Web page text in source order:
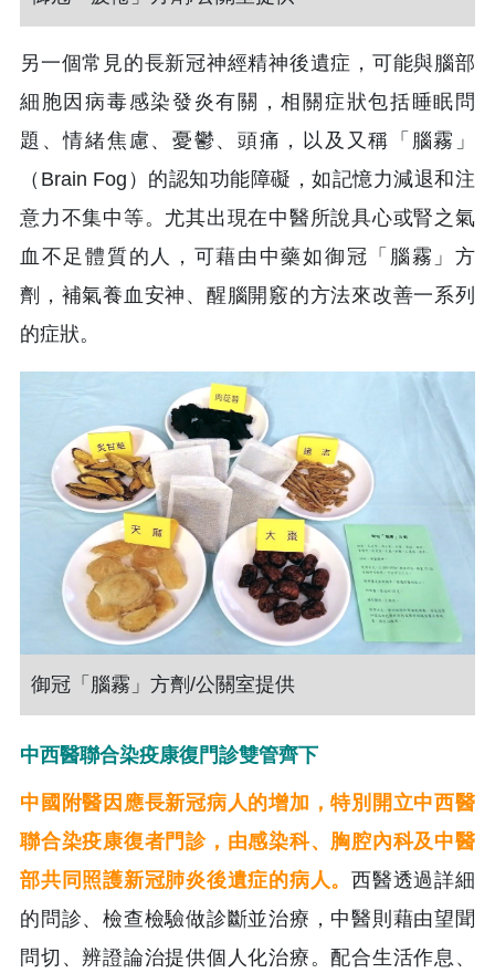
另一個常見的長新冠神經精神後遺症，可能與腦部
細胞因病毒感染發炎有關，相關症狀包括睡眠問
題、情緒焦慮、憂鬱、頭痛，以及又稱「腦霧」
（Brain Fog）的認知功能障礙，如記憶力減退和注
意力不集中等。尤其出現在中醫所說具心或腎之氣
血不足體質的人，可藉由中藥如御冠「腦霧」方
劑，補氣養血安神、醒腦開竅的方法來改善一系列
的症狀。
御冠「腦霧」方劑/公關室提供
中西醫聯合染疫康復門診雙管齊下
中國附醫因應長新冠病人的增加，特別開立中西醫
聯合染疫康復者門診，由感染科、胸腔內科及中醫
部共同照護新冠肺炎後遺症的病人。西醫透過詳細
的問診、檢查檢驗做診斷並治療，中醫則藉由望聞
問切、辨證論治提供個人化治療。配合生活作息、